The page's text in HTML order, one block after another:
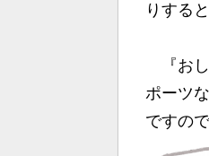
りする
『おし
ポーツ
ですの